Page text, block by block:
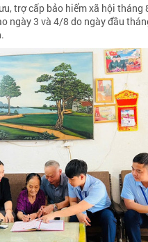
trợ cấp bảo hiểm xã hội tháng
ngày 3 và 4/8 do ngày đầu